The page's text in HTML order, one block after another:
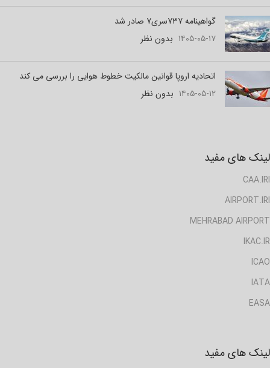
گواهینامه ۷۳۷سری۷ صادر شد
۱۴۰۵-۰۵-۱۷ بدون نظر
اتحادیه اروپا قوانین مالکیت خطوط هوایی را بررسی می کند
۱۴۰۵-۰۵-۱۲ بدون نظر
لینک های مفید
CAA.IRI
AIRPORT.IRI
MEHRABAD AIRPORT
IKAC.IR
ICAO
IATA
EASA
لینک های مفید